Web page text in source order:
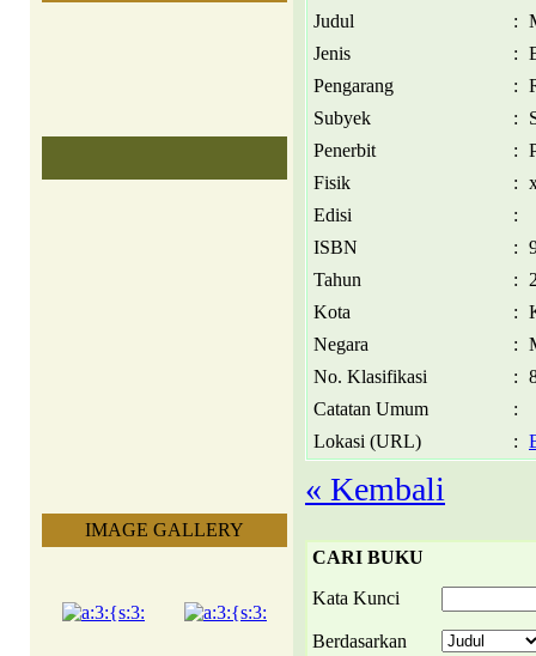
IMAGE GALLERY
Judul
:
Jenis
:
Pengarang
:
Subyek
:
Penerbit
:
Fisik
:
Edisi
:
ISBN
:
Tahun
:
Kota
:
Negara
:
No. Klasifikasi
:
Catatan Umum
:
Lokasi (URL)
:
« Kembali
CARI BUKU
Kata Kunci
Berdasarkan